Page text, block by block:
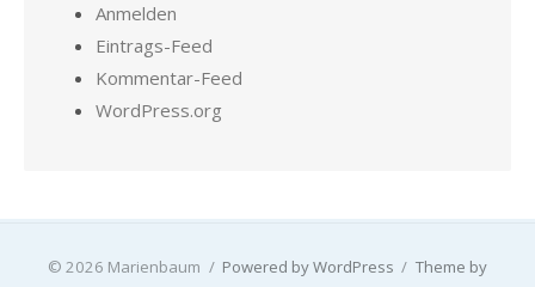
Anmelden
Eintrags-Feed
Kommentar-Feed
WordPress.org
© 2026 Marienbaum / Powered by WordPress / Theme by